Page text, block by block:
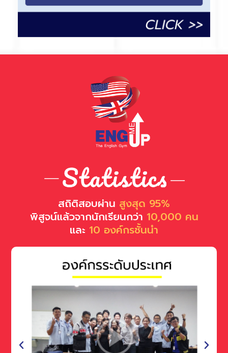
สถิติสอบผ่าน สูงสุด 95%
พิสูจน์แล้วจากนักเรียนกว่า 10,000 คน
และ 10 องค์กรชั้นนำ